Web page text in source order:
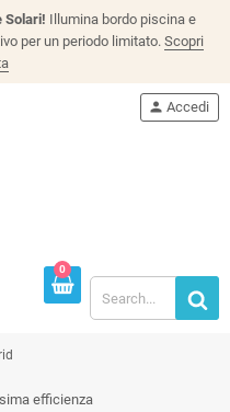
Solari! Illumina bordo piscina e
per un periodo limitato.Scopri
person Accedi
0